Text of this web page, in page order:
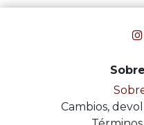
Cambios,